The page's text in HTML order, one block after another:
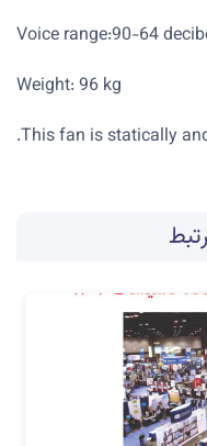
Voice range:90-64
Weight: 96 kg
This fan is statically